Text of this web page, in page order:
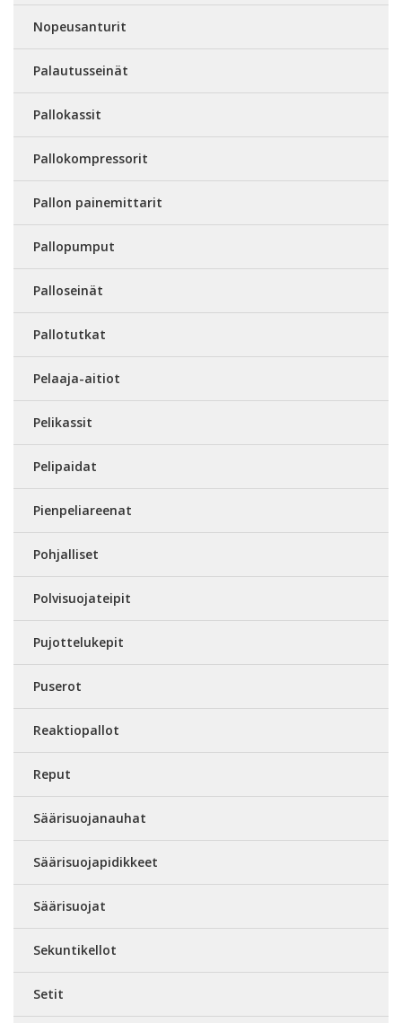
Nopeusanturit
Palautusseinät
Pallokassit
Pallokompressorit
Pallon painemittarit
Pallopumput
Palloseinät
Pallotutkat
Pelaaja-aitiot
Pelikassit
Pelipaidat
Pienpeliareenat
Pohjalliset
Polvisuojateipit
Pujottelukepit
Puserot
Reaktiopallot
Reput
Säärisuojanauhat
Säärisuojapidikkeet
Säärisuojat
Sekuntikellot
Setit